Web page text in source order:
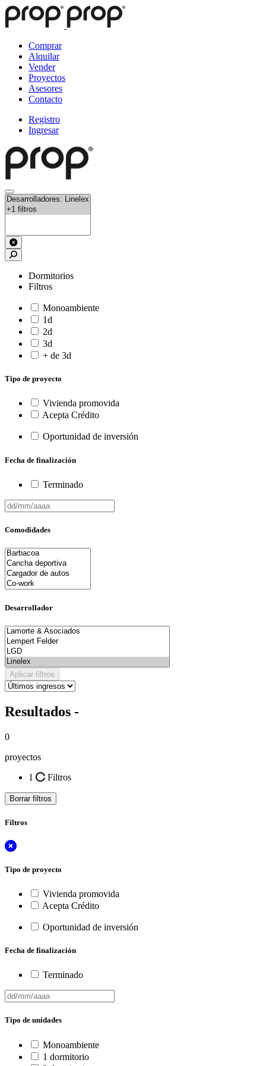
Comprar
Alquilar
Vender
Proyectos
Asesores
Contacto
Registro
Ingresar
Dormitorios
Filtros
Monoambiente
1d
2d
3d
+ de 3d
Tipo de proyecto
Vivienda promovida
Acepta Crédito
Oportunidad de inversión
Fecha de finalización
Terminado
Comodidades
Desarrollador
Aplicar filtros
Resultados -
0
proyectos
1
Filtros
Borrar filtros
Filtros
Tipo de proyecto
Vivienda promovida
Acepta Crédito
Oportunidad de inversión
Fecha de finalización
Terminado
Tipo de unidades
Monoambiente
1 dormitorio